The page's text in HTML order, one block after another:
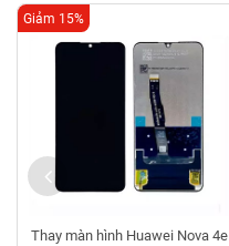
Thay màn hình Huawei Nova 4e
Giảm 15%